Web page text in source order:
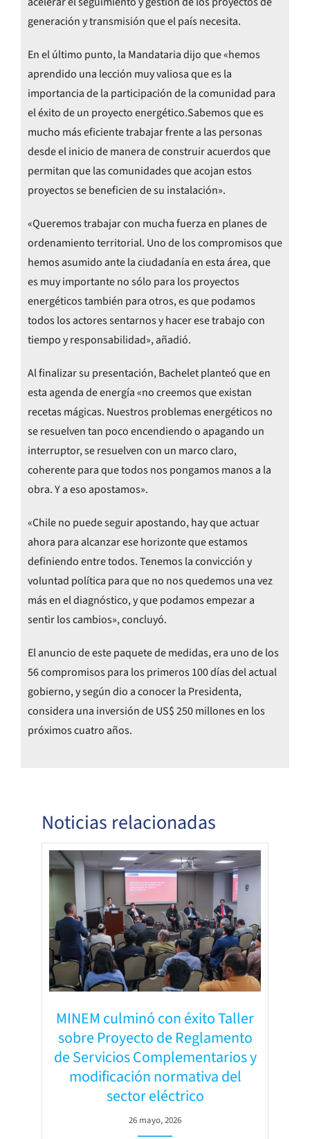
generación y transmisión que el país necesita.
En el último punto, la Mandataria dijo que «hemos
aprendido una lección muy valiosa que es la
importancia de la participación de la comunidad para
el éxito de un proyecto energético.Sabemos que es
mucho más eficiente trabajar frente a las personas
desde el inicio de manera de construir acuerdos que
permitan que las comunidades que acojan estos
proyectos se beneficien de su instalación».
«Queremos trabajar con mucha fuerza en planes de
ordenamiento territorial. Uno de los compromisos que
hemos asumido ante la ciudadanía en esta área, que
es muy importante no sólo para los proyectos
energéticos también para otros, es que podamos
todos los actores sentarnos y hacer ese trabajo con
tiempo y responsabilidad», añadió.
Al finalizar su presentación, Bachelet planteó que en
esta agenda de energía «no creemos que existan
recetas mágicas. Nuestros problemas energéticos no
se resuelven tan poco encendiendo o apagando un
interruptor, se resuelven con un marco claro,
coherente para que todos nos pongamos manos a la
obra. Y a eso apostamos».
«Chile no puede seguir apostando, hay que actuar
ahora para alcanzar ese horizonte que estamos
definiendo entre todos. Tenemos la convicción y
voluntad política para que no nos quedemos una vez
más en el diagnóstico, y que podamos empezar a
sentir los cambios», concluyó.
El anuncio de este paquete de medidas, era uno de los
56 compromisos para los primeros 100 días del actual
gobierno, y según dio a conocer la Presidenta,
considera una inversión de US$ 250 millones en los
próximos cuatro años.
Noticias relacionadas
MINEM culminó con éxito Taller
sobre Proyecto de Reglamento
de Servicios Complementarios y
modificación normativa del
sector eléctrico
26 mayo, 2026